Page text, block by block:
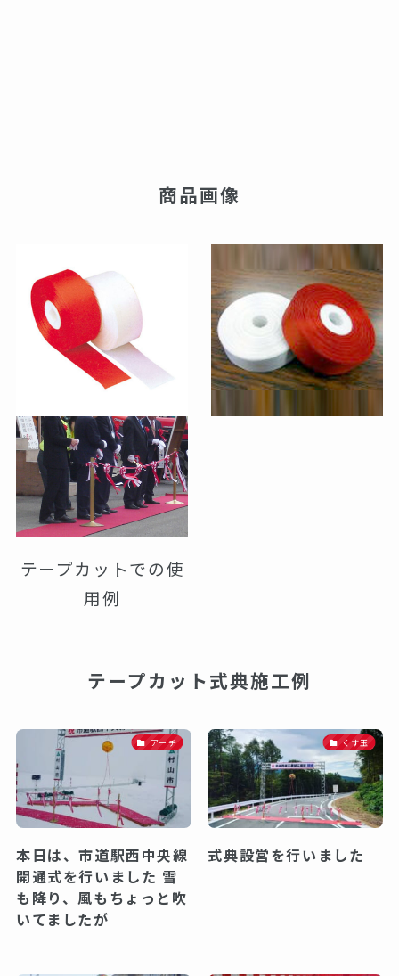
商品画像
テープカットでの使
用例
テープカット式典施工例
アーチ
本日は、市道駅西中央線
開通式を行いました 雪
も降り、風もちょっと吹
いてましたが
くす玉
式典設営を行いました